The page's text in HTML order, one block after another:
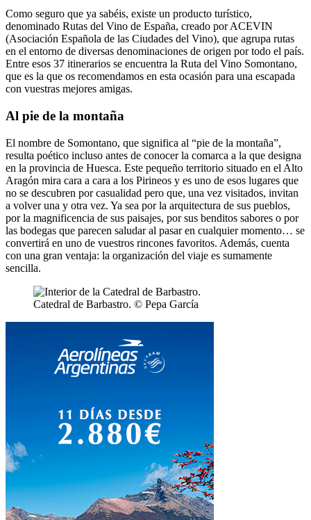
Como seguro que ya sabéis, existe un producto turístico,
denominado Rutas del Vino de España, creado por ACEVIN
(Asociación Española de las Ciudades del Vino), que agrupa rutas
en el entorno de diversas denominaciones de origen por todo el país.
Entre esos 37 itinerarios se encuentra la Ruta del Vino Somontano,
que es la que os recomendamos en esta ocasión para una escapada
con vuestras mejores amigas.
Al pie de la montaña
El nombre de Somontano, que significa al “pie de la montaña”,
resulta poético incluso antes de conocer la comarca a la que designa
en la provincia de Huesca. Este pequeño territorio situado en el Alto
Aragón mira cara a cara a los Pirineos y es uno de esos lugares que
no se descubren por casualidad pero que, una vez visitados, invitan
a volver una y otra vez. Ya sea por la arquitectura de sus pueblos,
por la magnificencia de sus paisajes, por sus benditos sabores o por
las bodegas que parecen saludar al pasar en cualquier momento… se
convertirá en uno de vuestros rincones favoritos. Además, cuenta
con una gran ventaja: la organización del viaje es sumamente
sencilla.
Catedral de Barbastro. © Pepa García